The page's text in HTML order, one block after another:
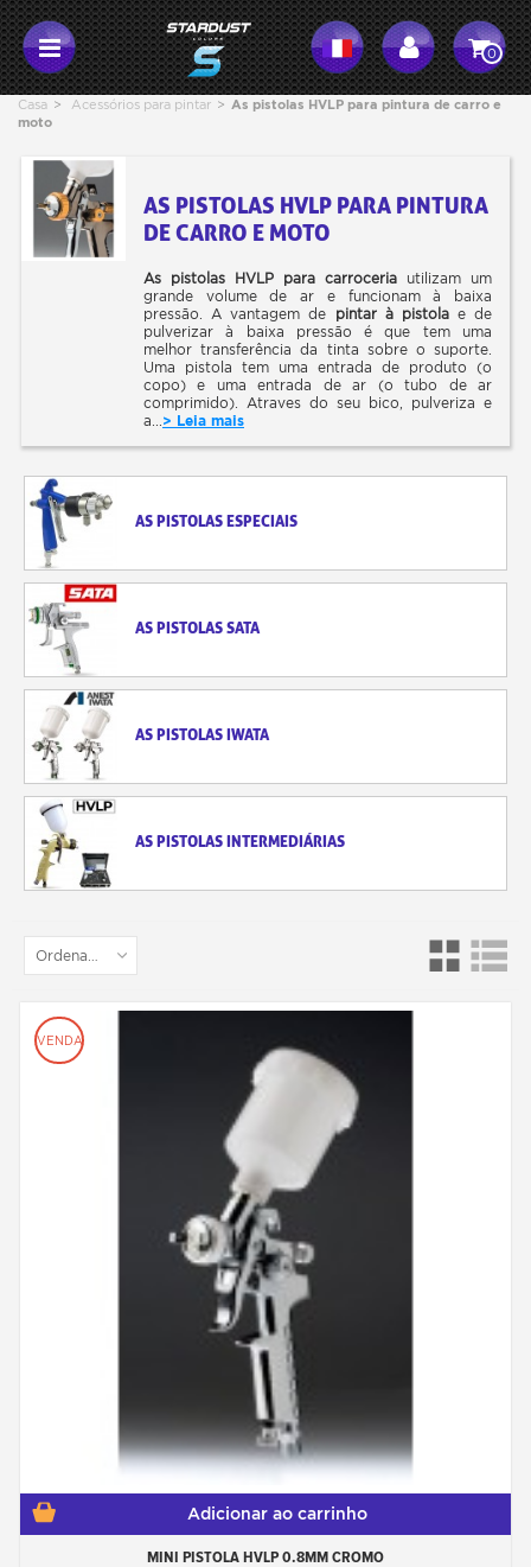
0
Casa > Acessórios para pintar > As pistolas HVLP para pintura de carro e
moto
AS PISTOLAS HVLP PARA PINTURA
DE CARRO E MOTO
As pistolas HVLP para carroceria utilizam um
grande volume de ar e funcionam à baixa
pressão. A vantagem de pintar à pistola e de
pulverizar à baixa pressão é que tem uma
melhor transferência da tinta sobre o suporte.
Uma pistola tem uma entrada de produto (o
copo) e uma entrada de ar (o tubo de ar
comprimido). Atraves do seu bico, pulveriza e
a...> Leia mais
AS PISTOLAS ESPECIAIS
AS PISTOLAS SATA
AS PISTOLAS IWATA
AS PISTOLAS INTERMEDIÁRIAS
Ordenar por
VENDA
Adicionar ao carrinho
MINI PISTOLA HVLP 0.8MM CROMO